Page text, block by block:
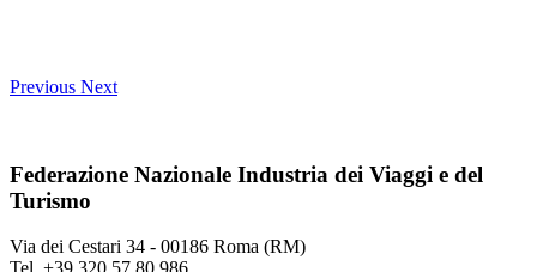
Previous Next
Federazione Nazionale Industria dei Viaggi e del
Turismo
Via dei Cestari 34 - 00186 Roma (RM)